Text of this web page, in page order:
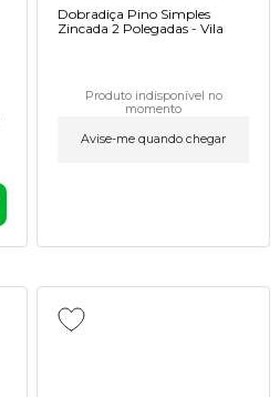
Dobradiça Pino Simples
Zincada 2 Polegadas - Vila
Produto indisponível no
momento
Avise-me quando chegar